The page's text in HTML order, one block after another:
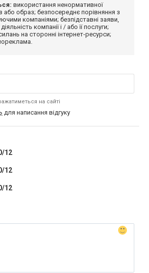
використання ненормативної
або образ; безпосереднє порівняння з
компаніями; безпідставні заяви,
компанії і / або її послуги;
на сторонні інтернет-ресурси;
на сайті
для написання відгуку
12
12
12